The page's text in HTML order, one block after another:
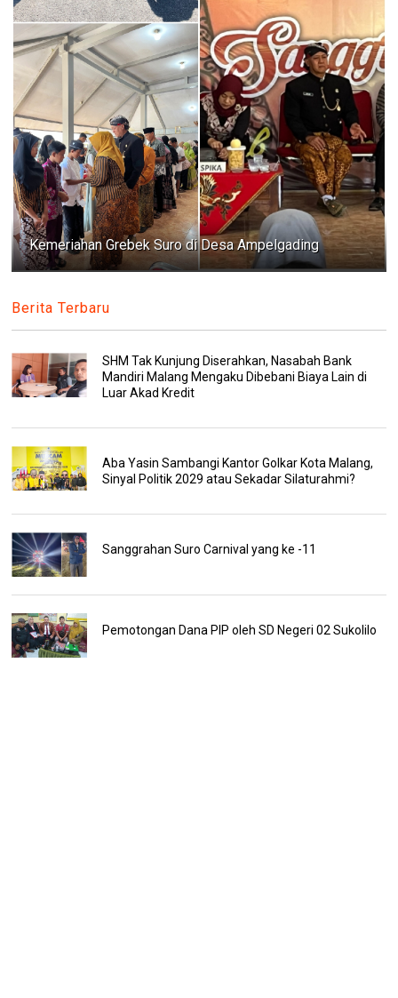
Kemeriahan Grebek Suro di Desa Ampelgading
Berita Terbaru
SHM Tak Kunjung Diserahkan, Nasabah Bank
Mandiri Malang Mengaku Dibebani Biaya Lain di
Luar Akad Kredit
Aba Yasin Sambangi Kantor Golkar Kota Malang,
Sinyal Politik 2029 atau Sekadar Silaturahmi?
Sanggrahan Suro Carnival yang ke -11
Pemotongan Dana PIP oleh SD Negeri 02 Sukolilo